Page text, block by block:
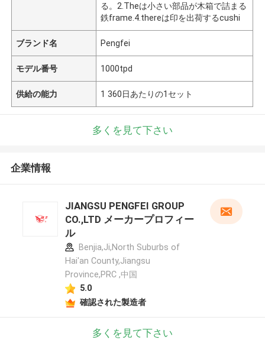
る。2.Theは小さい部品が木箱で詰まる
鉄frame.4.thereは印を出荷するcushi
ブランド名 Pengfei
モデル番号 1000tpd
供給の能力 1 360日あたりの1セット
多くを見て下さい
企業情報
JIANGSU PENGFEI GROUP
CO.,LTD メーカープロフィー
ル
Benjia,Ji,North Suburbs of
Hai'an County,Jiangsu
Province,PRC ,中国
5.0
確認された製造者
多くを見て下さい